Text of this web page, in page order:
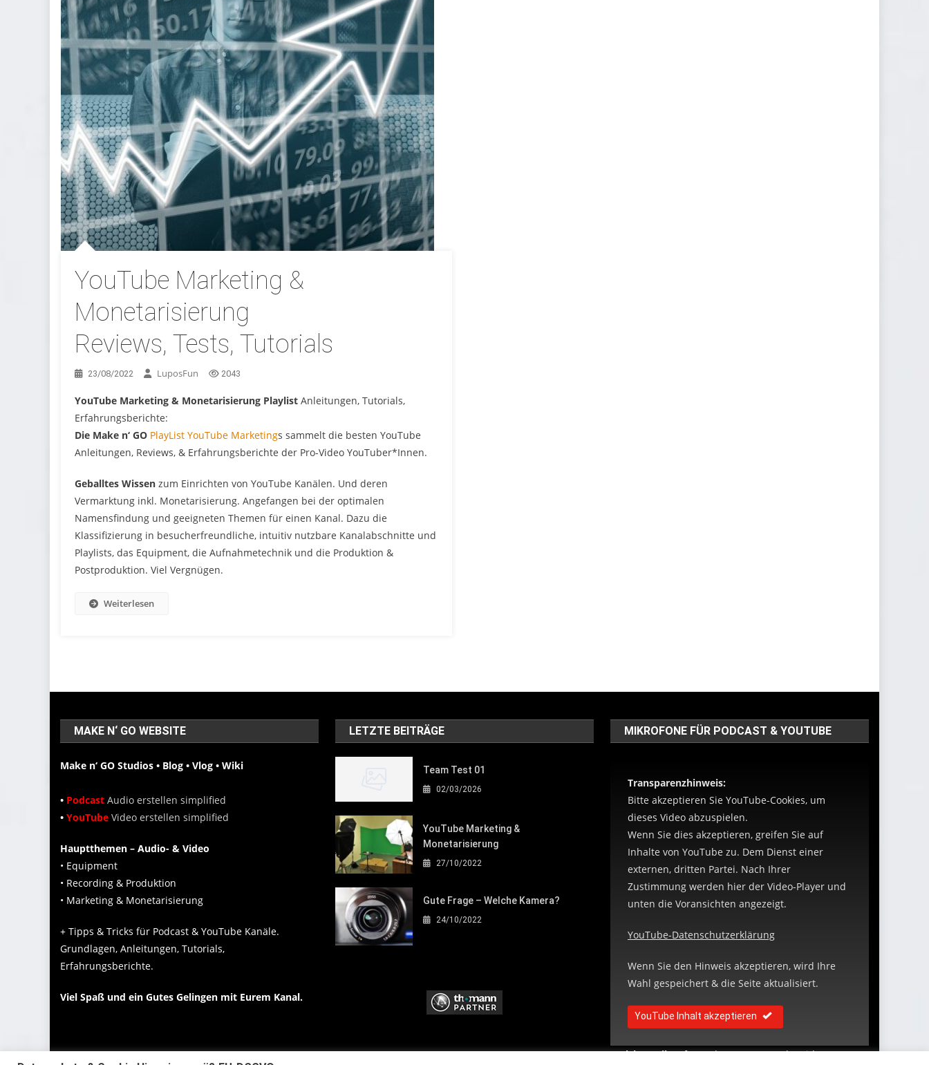
YouTube Marketing &
Monetarisierung
Reviews, Tests, Tutorials
23/08/2022 LuposFun 2043
YouTube Marketing & Monetarisierung PlaylistAnleitungen, Tutorials,
Erfahrungsberichte:
Die Make n‘ GO PlayList YouTube Marketings sammelt die besten YouTube
Anleitungen, Reviews, & Erfahrungsberichte der Pro-Video YouTuber*Innen.
Geballtes Wissenzum Einrichten von YouTube Kanälen. Und deren
Vermarktung inkl. Monetarisierung. Angefangen bei der optimalen
Namensfindung und geeigneten Themen für einen Kanal. Dazu die
Klassifizierung in besucherfreundliche, intuitiv nutzbare Kanalabschnitte und
Playlists, das Equipment, die Aufnahmetechnik und die Produktion &
Postproduktion. Viel Vergnügen.
Weiterlesen
MAKE N‘ GO WEBSITE
Make n‘ GO Studios • Blog • Vlog • Wiki
• PodcastAudio erstellen simplified
•YouTubeVideo erstellen simplified
Hauptthemen – Audio- & Video
• Equipment
• Recording & Produktion
• Marketing & Monetarisierung
+ Tipps & Tricks für Podcast & YouTube Kanäle.
Grundlagen, Anleitungen, Tutorials,
Erfahrungsberichte.
Viel Spaß und ein Gutes Gelingen mit Eurem Kanal.
LETZTE BEITRÄGE
Team Test 01
02/03/2026
YouTube Marketing &
Monetarisierung
27/10/2022
Gute Frage – Welche Kamera?
24/10/2022
MIKROFONE FÜR PODCAST & YOUTUBE
Transparenzhinweis:
Bitte akzeptieren Sie YouTube-Cookies, um
dieses Video abzuspielen.
Wenn Sie dies akzeptieren, greifen Sie auf
Inhalte von YouTube zu. Dem Dienst einer
externen, dritten Partei. Nach Ihrer
Zustimmung werden hier der Video-Player und
unten die Voransichten angezeigt.
YouTube-Datenschutzerklärung
Wenn Sie den Hinweis akzeptieren, wird Ihre
Wahl gespeichert & die Seite aktualisiert.
YouTube Inhalt akzeptieren
Welches Mikrofür Podcasts- & YouTube Videos?